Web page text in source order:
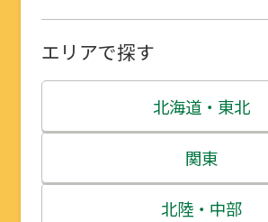
エリアで探す
北海道・東北
北海道
青森県
関東
茨城県
北陸・中部